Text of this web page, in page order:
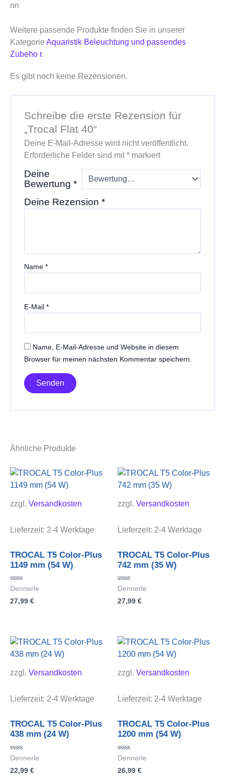
nn
Weitere passende Produkte finden Sie in unserer
Kategorie Aquaristik Beleuchtung und passendes
Zubeho r.
Es gibt noch keine Rezensionen.
Schreibe die erste Rezension für
„Trocal Flat 40“
Deine E-Mail-Adresse wird nicht veröffentlicht.
Erforderliche Felder sind mit*markiert
Deine
Bewertung *
Deine Rezension *
Name *
E-Mail *
Name, E-Mail-Adresse und Website in diesem
Browser für meinen nächsten Kommentar speichern.
Ähnliche Produkte
zzgl. Versandkosten
Lieferzeit: 2-4 Werktage
TROCAL T5 Color-Plus
1149 mm (54 W)
Bewertet
0
Dennerle
27,99 €
zzgl. Versandkosten
Lieferzeit: 2-4 Werktage
TROCAL T5 Color-Plus
742 mm (35 W)
Bewertet
0
Dennerle
27,99 €
zzgl. Versandkosten
Lieferzeit: 2-4 Werktage
TROCAL T5 Color-Plus
438 mm (24 W)
Bewertet
0
Dennerle
22,99 €
zzgl. Versandkosten
Lieferzeit: 2-4 Werktage
TROCAL T5 Color-Plus
1200 mm (54 W)
Bewertet
0
Dennerle
26,99 €